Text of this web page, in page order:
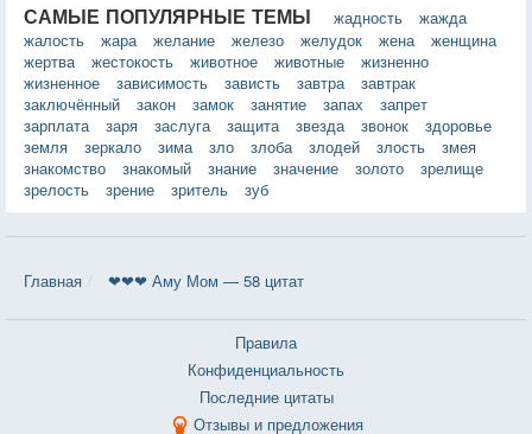
САМЫЕ ПОПУЛЯРНЫЕ ТЕМЫ жадность
жажда
жалость
жара желание железо желудок жена
женщина
жертва
жестокость животное животные
жизненно
жизненное
зависимость зависть завтра
завтрак
заключённый
закон замок занятие запах
запрет
зарплата
заря заслуга защита звезда звонок
здоровье
земля
зеркало зима зло злоба злодей злость
змея
знакомство
знакомый знание значение золото
зрелище
зрелость
зрение зритель зуб
Главная ❤❤❤ Аму Мом — 58 цитат
Правила
Конфиденциальность
Последние цитаты
Отзывы и предложения